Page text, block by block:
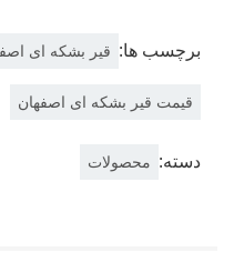
برچسب ها: قیر بشکه ای
قیمت قیر بشکه ای اصفهان
دسته: محصولات